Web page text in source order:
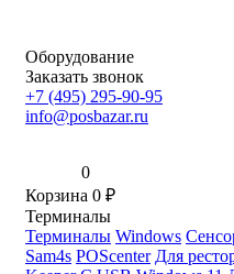
Оборудование
Заказать звонок
+7 (495) 295-90-95
info@posbazar.ru
0
Корзина 0 ₽
Терминалы
Терминалы Windows
Sam4s POScenter Для